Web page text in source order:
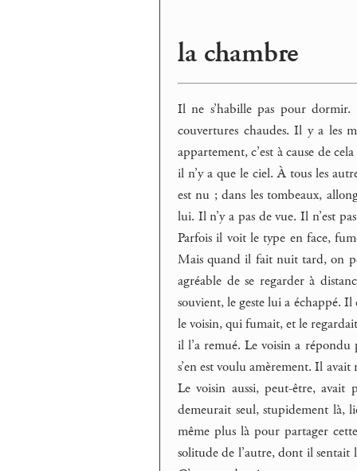
la chambre
Il ne s’habille pas pour dormir.
couvertures chaudes. Il y a les
appartement, c’est à cause de
il n’y a que le ciel. À tous les
est nu ; dans les tombeaux,
lui. Il n’y a pas de vue. Il n’est
Parfois il voit le type en face,
Mais quand il fait nuit tard, on
agréable de se regarder à
souvient, le geste lui a échappé. Il
le voisin, qui fumait, et le
il l’a remué. Le voisin a répondu
s’en est voulu amèrement. Il
Le voisin aussi, peut-être, avait
demeurait seul, stupidement là,
même plus là pour partager
solitude de l’autre, dont il sentait